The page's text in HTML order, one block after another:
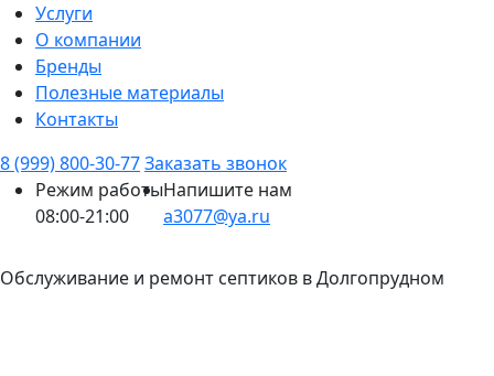
Услуги
О компании
Бренды
Полезные материалы
Контакты
8 (999) 800-30-77Заказать звонок
Режим работы
08:00-21:00
Напишите нам
a3077@ya.ru
Обслуживание и ремонт септиков в Долгопрудном